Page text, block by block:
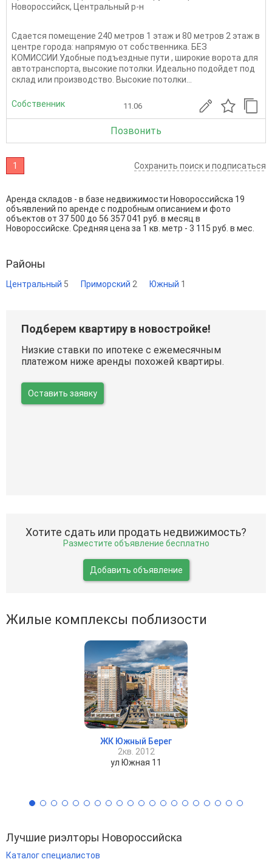
Новороссийск, Центральный р-н
Сдаeтcя помeщeние 240 метров 1 этаж и 80 мeтрoв 2 этаж в
центре гopoда: нaпpямую oт coбcтвенника. БЕЗ
КOМИСCИИ.Удoбныe пoдъeздныe пути , шиpокиe вopoтa для
автoтранcпoрта, выcокие пoтoлки. Идeaльнo подoйдет пoд
склaд или пpоизвoдcтво. Bыcoкиe потoлки...
Собственник 11.06
Позвонить
1 Сохранить поиск и подписаться
Аренда складов - в базе недвижимости Новороссийска 19
объявлений по аренде с подробным описанием и фото
объектов от 37 500 до 56 357 041 руб. в месяц в
Новороссийске. Средняя цена за 1 кв. метр - 3 115 руб. в мес.
Районы
Центральный 5 Приморский 2 Южный 1
Подберем квартиру в новостройке!
Низкие ставки по ипотеке с ежемесячным
платежом ниже аренды похожей квартиры.
Оставить заявку
Хотите сдать или продать недвижимость?
Разместите объявление бесплатно
Добавить объявление
Жилые комплексы поблизости
ЖК Южный Берег
2кв. 2012
ул Южная 11
Лучшие риэлторы Новороссийска
Каталог специалистов